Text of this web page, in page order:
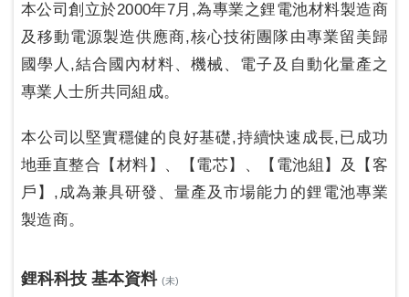
本公司創立於2000年7月,為專業之鋰電池材料製造商
及移動電源製造供應商,核心技術團隊由專業留美歸
國學人,結合國內材料、機械、電子及自動化量產之
專業人士所共同組成。
本公司以堅實穩健的良好基礎,持續快速成長,已成功
地垂直整合【材料】、【電芯】、【電池組】及【客
戶】,成為兼具研發、量產及市場能力的鋰電池專業
製造商。
鋰科科技 基本資料 (未)